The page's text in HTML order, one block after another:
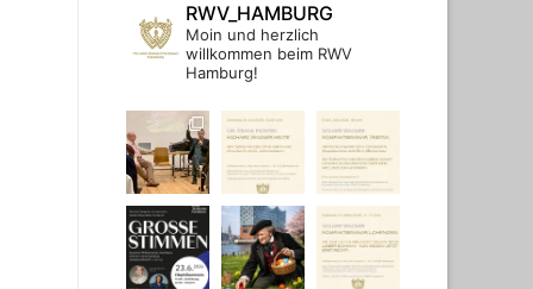
RWV_HAMBURG
Moin und herzlich
willkommen beim RWV
Hamburg!